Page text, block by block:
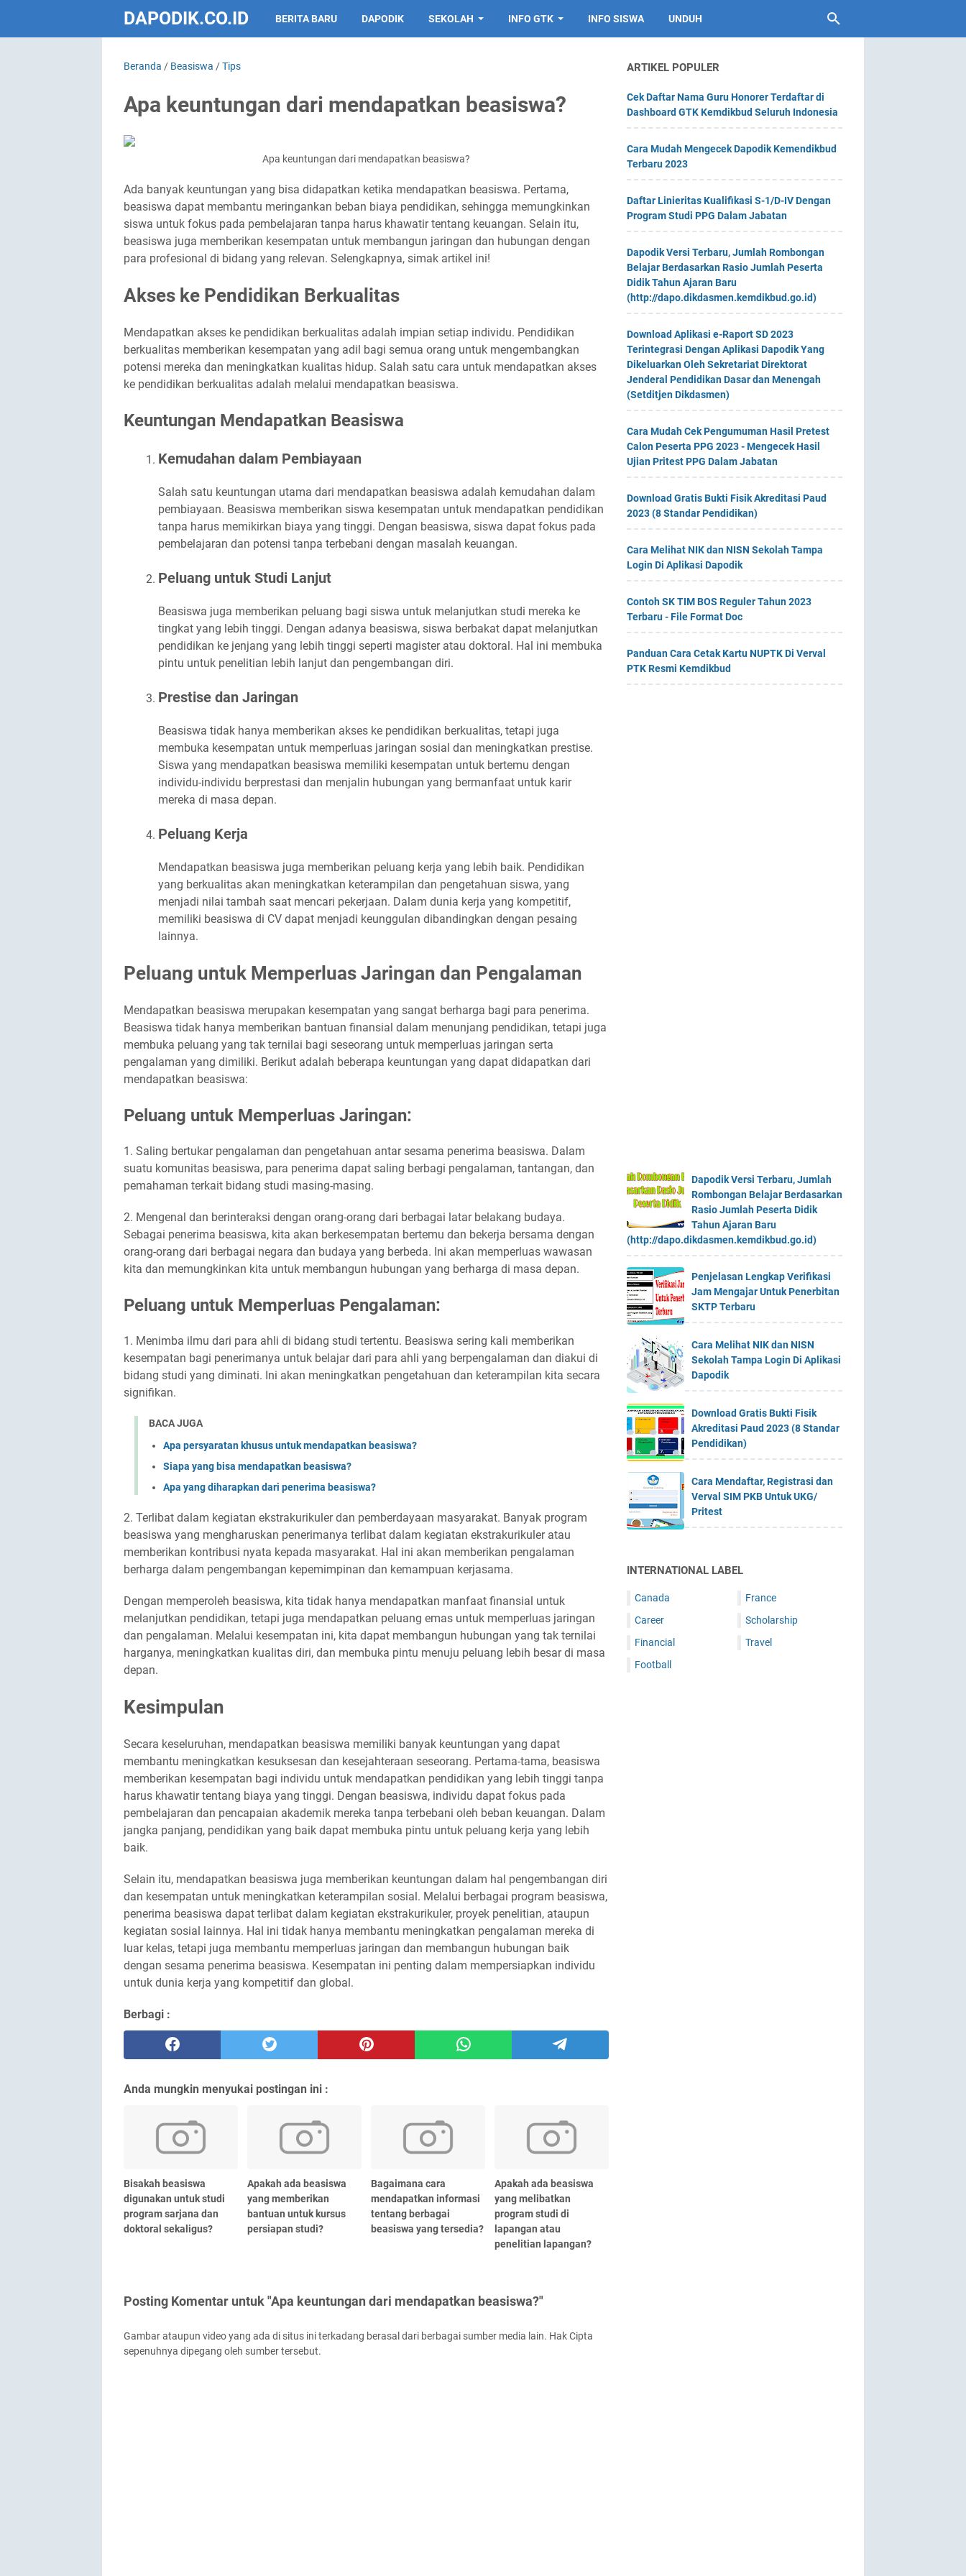
DAPODIK.CO.ID BERITA BARU DAPODIK SEKOLAH INFO GTK INFO SISWA UNDUH
Beranda / Beasiswa /Tips
Apa keuntungan dari mendapatkan beasiswa?
Apa keuntungan dari mendapatkan beasiswa?
Ada banyak keuntungan yang bisa didapatkan ketika mendapatkan beasiswa. Pertama,
beasiswa dapat membantu meringankan beban biaya pendidikan, sehingga memungkinkan
siswa untuk fokus pada pembelajaran tanpa harus khawatir tentang keuangan. Selain itu,
beasiswa juga memberikan kesempatan untuk membangun jaringan dan hubungan dengan
para profesional di bidang yang relevan. Selengkapnya, simak artikel ini!
Akses ke Pendidikan Berkualitas
Mendapatkan akses ke pendidikan berkualitas adalah impian setiap individu. Pendidikan
berkualitas memberikan kesempatan yang adil bagi semua orang untuk mengembangkan
potensi mereka dan meningkatkan kualitas hidup. Salah satu cara untuk mendapatkan akses
ke pendidikan berkualitas adalah melalui mendapatkan beasiswa.
Keuntungan Mendapatkan Beasiswa
Kemudahan dalam Pembiayaan
Salah satu keuntungan utama dari mendapatkan beasiswa adalah kemudahan dalam
pembiayaan. Beasiswa memberikan siswa kesempatan untuk mendapatkan pendidikan
tanpa harus memikirkan biaya yang tinggi. Dengan beasiswa, siswa dapat fokus pada
pembelajaran dan potensi tanpa terbebani dengan masalah keuangan.
Peluang untuk Studi Lanjut
Beasiswa juga memberikan peluang bagi siswa untuk melanjutkan studi mereka ke
tingkat yang lebih tinggi. Dengan adanya beasiswa, siswa berbakat dapat melanjutkan
pendidikan ke jenjang yang lebih tinggi seperti magister atau doktoral. Hal ini membuka
pintu untuk penelitian lebih lanjut dan pengembangan diri.
Prestise dan Jaringan
Beasiswa tidak hanya memberikan akses ke pendidikan berkualitas, tetapi juga
membuka kesempatan untuk memperluas jaringan sosial dan meningkatkan prestise.
Siswa yang mendapatkan beasiswa memiliki kesempatan untuk bertemu dengan
individu-individu berprestasi dan menjalin hubungan yang bermanfaat untuk karir
mereka di masa depan.
Peluang Kerja
Mendapatkan beasiswa juga memberikan peluang kerja yang lebih baik. Pendidikan
yang berkualitas akan meningkatkan keterampilan dan pengetahuan siswa, yang
menjadi nilai tambah saat mencari pekerjaan. Dalam dunia kerja yang kompetitif,
memiliki beasiswa di CV dapat menjadi keunggulan dibandingkan dengan pesaing
lainnya.
Peluang untuk Memperluas Jaringan dan Pengalaman
Mendapatkan beasiswa merupakan kesempatan yang sangat berharga bagi para penerima.
Beasiswa tidak hanya memberikan bantuan finansial dalam menunjang pendidikan, tetapi juga
membuka peluang yang tak ternilai bagi seseorang untuk memperluas jaringan serta
pengalaman yang dimiliki. Berikut adalah beberapa keuntungan yang dapat didapatkan dari
mendapatkan beasiswa:
Peluang untuk Memperluas Jaringan:
1. Saling bertukar pengalaman dan pengetahuan antar sesama penerima beasiswa. Dalam
suatu komunitas beasiswa, para penerima dapat saling berbagi pengalaman, tantangan, dan
pemahaman terkait bidang studi masing-masing.
2. Mengenal dan berinteraksi dengan orang-orang dari berbagai latar belakang budaya.
Sebagai penerima beasiswa, kita akan berkesempatan bertemu dan bekerja bersama dengan
orang-orang dari berbagai negara dan budaya yang berbeda. Ini akan memperluas wawasan
kita dan memungkinkan kita untuk membangun hubungan yang berharga di masa depan.
Peluang untuk Memperluas Pengalaman:
1. Menimba ilmu dari para ahli di bidang studi tertentu. Beasiswa sering kali memberikan
kesempatan bagi penerimanya untuk belajar dari para ahli yang berpengalaman dan diakui di
bidang studi yang diminati. Ini akan meningkatkan pengetahuan dan keterampilan kita secara
signifikan.
BACA JUGA
Apa persyaratan khusus untuk mendapatkan beasiswa?
Siapa yang bisa mendapatkan beasiswa?
Apa yang diharapkan dari penerima beasiswa?
2. Terlibat dalam kegiatan ekstrakurikuler dan pemberdayaan masyarakat. Banyak program
beasiswa yang mengharuskan penerimanya terlibat dalam kegiatan ekstrakurikuler atau
memberikan kontribusi nyata kepada masyarakat. Hal ini akan memberikan pengalaman
berharga dalam pengembangan kepemimpinan dan kemampuan kerjasama.
Dengan memperoleh beasiswa, kita tidak hanya mendapatkan manfaat finansial untuk
melanjutkan pendidikan, tetapi juga mendapatkan peluang emas untuk memperluas jaringan
dan pengalaman. Melalui kesempatan ini, kita dapat membangun hubungan yang tak ternilai
harganya, meningkatkan kualitas diri, dan membuka pintu menuju peluang lebih besar di masa
depan.
Kesimpulan
Secara keseluruhan, mendapatkan beasiswa memiliki banyak keuntungan yang dapat
membantu meningkatkan kesuksesan dan kesejahteraan seseorang. Pertama-tama, beasiswa
memberikan kesempatan bagi individu untuk mendapatkan pendidikan yang lebih tinggi tanpa
harus khawatir tentang biaya yang tinggi. Dengan beasiswa, individu dapat fokus pada
pembelajaran dan pencapaian akademik mereka tanpa terbebani oleh beban keuangan. Dalam
jangka panjang, pendidikan yang baik dapat membuka pintu untuk peluang kerja yang lebih
baik.
Selain itu, mendapatkan beasiswa juga memberikan keuntungan dalam hal pengembangan diri
dan kesempatan untuk meningkatkan keterampilan sosial. Melalui berbagai program beasiswa,
penerima beasiswa dapat terlibat dalam kegiatan ekstrakurikuler, proyek penelitian, ataupun
kegiatan sosial lainnya. Hal ini tidak hanya membantu meningkatkan pengalaman mereka di
luar kelas, tetapi juga membantu memperluas jaringan dan membangun hubungan baik
dengan sesama penerima beasiswa. Kesempatan ini penting dalam mempersiapkan individu
untuk dunia kerja yang kompetitif dan global.
Berbagi :
Anda mungkin menyukai postingan ini :
Bisakah beasiswa
digunakan untuk studi
program sarjana dan
doktoral sekaligus?
Apakah ada beasiswa
yang memberikan
bantuan untuk kursus
persiapan studi?
Bagaimana cara
mendapatkan informasi
tentang berbagai
beasiswa yang tersedia?
Apakah ada beasiswa
yang melibatkan
program studi di
lapangan atau
penelitian lapangan?
Posting Komentar untuk "Apa keuntungan dari mendapatkan beasiswa?"
Gambar ataupun video yang ada di situs ini terkadang berasal dari berbagai sumber media lain. Hak Cipta
sepenuhnya dipegang oleh sumber tersebut.
ARTIKEL POPULER
Cek Daftar Nama Guru Honorer Terdaftar di
Dashboard GTK Kemdikbud Seluruh Indonesia
Cara Mudah Mengecek Dapodik Kemendikbud
Terbaru 2023
Daftar Linieritas Kualifikasi S-1/D-IV Dengan
Program Studi PPG Dalam Jabatan
Dapodik Versi Terbaru, Jumlah Rombongan
Belajar Berdasarkan Rasio Jumlah Peserta
Didik Tahun Ajaran Baru
(http://dapo.dikdasmen.kemdikbud.go.id)
Download Aplikasi e-Raport SD 2023
Terintegrasi Dengan Aplikasi Dapodik Yang
Dikeluarkan Oleh Sekretariat Direktorat
Jenderal Pendidikan Dasar dan Menengah
(Setditjen Dikdasmen)
Cara Mudah Cek Pengumuman Hasil Pretest
Calon Peserta PPG 2023 - Mengecek Hasil
Ujian Pritest PPG Dalam Jabatan
Download Gratis Bukti Fisik Akreditasi Paud
2023 (8 Standar Pendidikan)
Cara Melihat NIK dan NISN Sekolah Tampa
Login Di Aplikasi Dapodik
Contoh SK TIM BOS Reguler Tahun 2023
Terbaru - File Format Doc
Panduan Cara Cetak Kartu NUPTK Di Verval
PTK Resmi Kemdikbud
Dapodik Versi Terbaru, Jumlah
Rombongan Belajar Berdasarkan
Rasio Jumlah Peserta Didik
Tahun Ajaran Baru
(http://dapo.dikdasmen.kemdikbud.go.id)
Penjelasan Lengkap Verifikasi
Jam Mengajar Untuk Penerbitan
SKTP Terbaru
Cara Melihat NIK dan NISN
Sekolah Tampa Login Di Aplikasi
Dapodik
Download Gratis Bukti Fisik
Akreditasi Paud 2023 (8 Standar
Pendidikan)
Cara Mendaftar, Registrasi dan
Verval SIM PKB Untuk UKG/
Pritest
INTERNATIONAL LABEL
Canada
Career
Financial
Football
France
Scholarship
Travel